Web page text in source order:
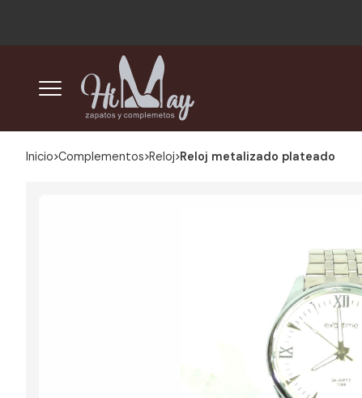
Inicio complementos reloj Reloj metalizado plateado